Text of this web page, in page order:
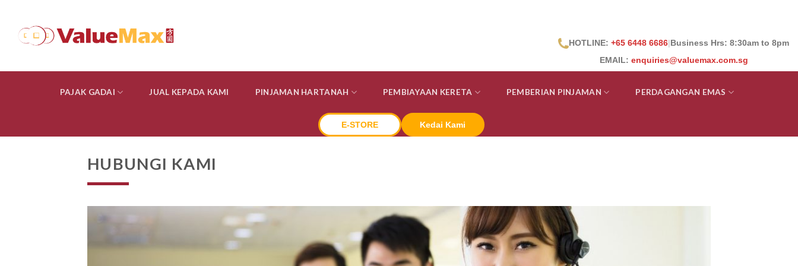
content
HOTLINE: +65 6448 6686|Business Hrs: 8:30am to 8pm
EMAIL: enquiries@valuemax.com.sg
PAJAK GADAI JUAL KEPADA KAMI PINJAMAN HARTANAH PEMBIAYAAN KERETA PEMBERIAN PINJAMAN PERDAGANGAN EMAS
E-STORE Kedai Kami
HUBUNGI KAMI